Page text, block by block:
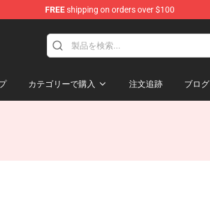
FREEshipping on orders over $100
カテゴリーで購入 注文追跡 ブログ